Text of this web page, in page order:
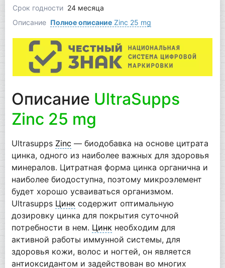
Срок годности 24 месяца
Описание Полное описаниеZinc 25 mg
Описание UltraSupps
Zinc 25 mg
Ultrasupps Zinc — биодобавка на основе цитрата
цинка, одного из наиболее важных для здоровья
минералов. Цитратная форма цинка органична и
наиболее биодоступна, поэтому микроэлемент
будет хорошо усваиваться организмом.
Ultrasupps Цинк содержит оптимальную
дозировку цинка для покрытия суточной
потребности в нем. Цинк необходим для
активной работы иммунной системы, для
здоровья кожи, волос и ногтей, он является
антиоксидантом и задействован во многих